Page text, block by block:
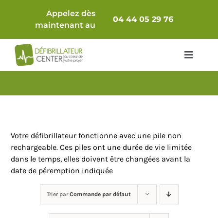
Appelez dès
maintenant au
04 44 05 29 76
Toggle
Comparatif
Accessoires & Consommables
Armoires / Supports
Maintenance
Votre défibrillateur fonctionne avec une pile non
rechargeable. Ces piles ont une durée de vie limitée
dans le temps, elles doivent être changées avant la
date de péremption indiquée
Trier parCommande par défaut